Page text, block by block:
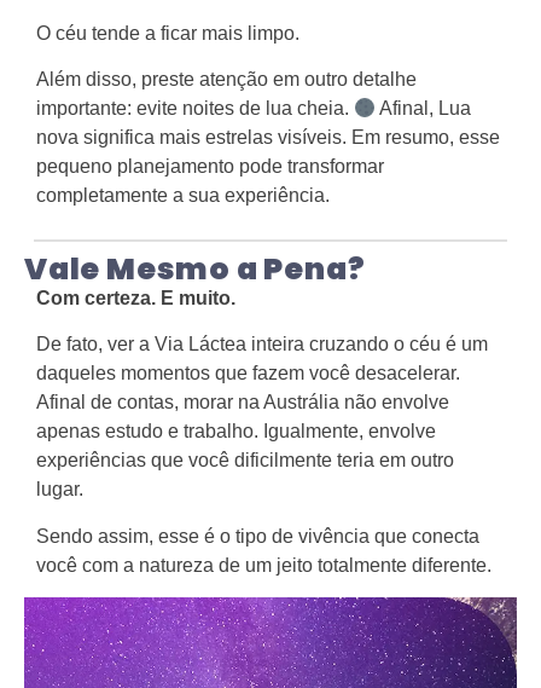
O céu tende a ficar mais limpo.
Além disso, preste atenção em outro detalhe
importante: evite noites de lua cheia.
Afinal, Lua
nova significa mais estrelas visíveis. Em resumo, esse
pequeno planejamento pode transformar
completamente a sua experiência.
Vale Mesmo a Pena?
Com certeza. E muito.
De fato, ver a Via Láctea inteira cruzando o céu é um
daqueles momentos que fazem você desacelerar.
Afinal de contas, morar na Austrália não envolve
apenas estudo e trabalho. Igualmente, envolve
experiências que você dificilmente teria em outro
lugar.
Sendo assim, esse é o tipo de vivência que conecta
você com a natureza de um jeito totalmente diferente.